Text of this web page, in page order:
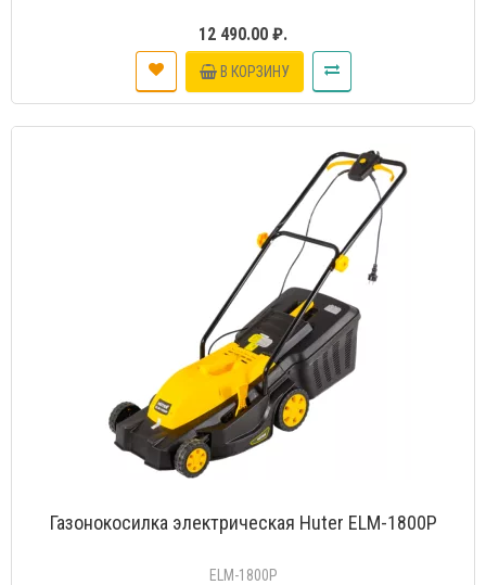
12 490.00 ₽.
В КОРЗИНУ
Газонокосилка электрическая Huter ELM-1800P
ELM-1800P